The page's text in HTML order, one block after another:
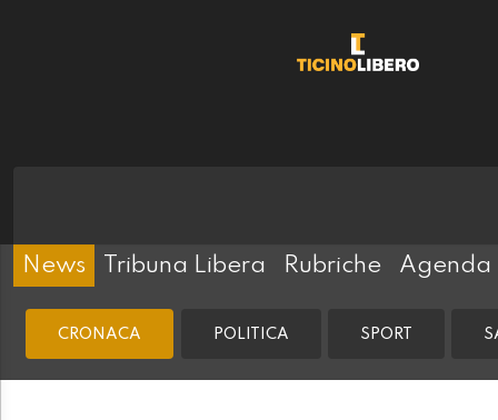
News Tribuna Libera Rubriche Agenda
CRONACA POLITICA SPORT